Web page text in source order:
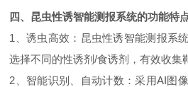
四、昆虫性诱智能测报系统的功能特
1、诱虫高效： 昆虫性诱智能测报系统
选择不同的性诱剂/食诱剂，有效收集
2、智能识别、自动计数：采用AI图